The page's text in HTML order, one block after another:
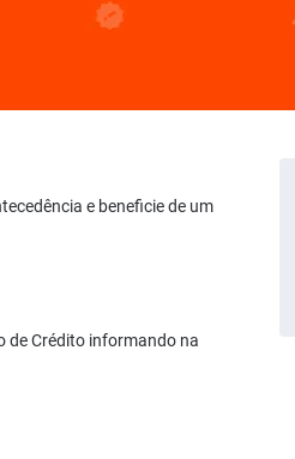
e beneficie de um
de Crédito informando na